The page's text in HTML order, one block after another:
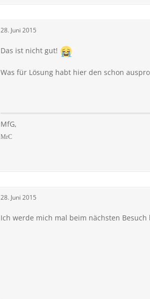
28. Juni 2015
Das ist nicht gut!
Was für Lösung habt hier den schon
MfG,
MrC
28. Juni 2015
Ich werde mich mal beim nächsten